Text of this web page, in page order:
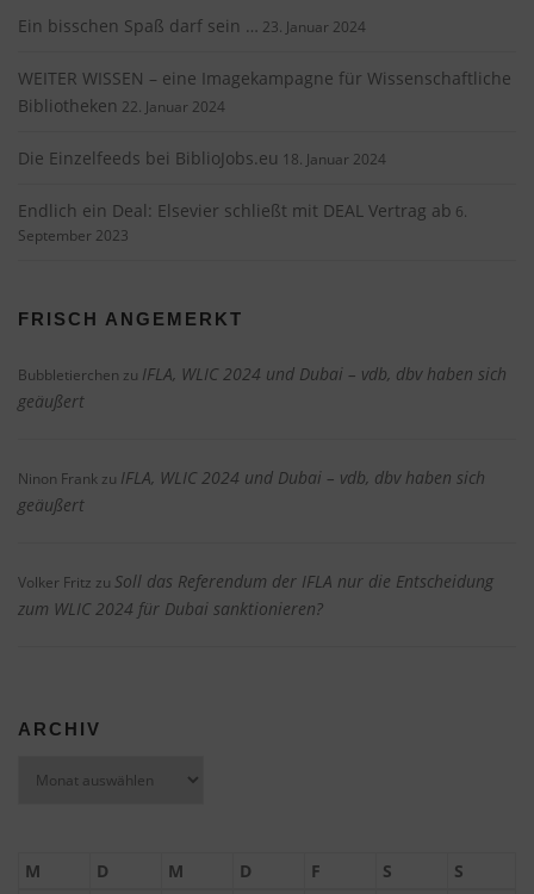
Ein bisschen Spaß darf sein … 23. Januar 2024
WEITER WISSEN – eine Imagekampagne für Wissenschaftliche
Bibliotheken 22. Januar 2024
Die Einzelfeeds bei BiblioJobs.eu 18. Januar 2024
Endlich ein Deal: Elsevier schließt mit DEAL Vertrag ab 6.
September 2023
FRISCH ANGEMERKT
Bubbletierchen zu IFLA, WLIC 2024 und Dubai – vdb, dbv haben sich
geäußert
Ninon Frank zu IFLA, WLIC 2024 und Dubai – vdb, dbv haben sich
geäußert
Volker Fritz zu Soll das Referendum der IFLA nur die Entscheidung
zum WLIC 2024 für Dubai sanktionieren?
ARCHIV
M D M D F S S